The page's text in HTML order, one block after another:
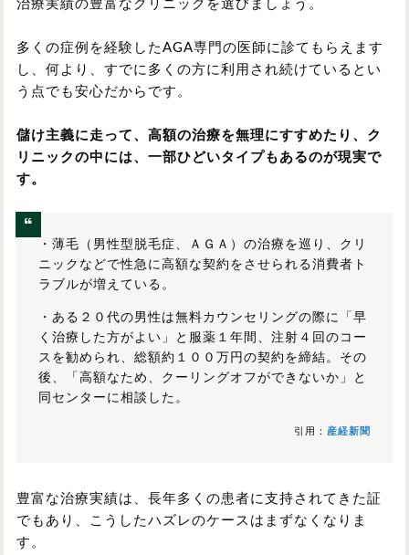
治療実績の豊富なクリニックを選びましょう。
多くの症例を経験したAGA専門の医師に診てもらえます
し、何より、すでに多くの方に利用され続けているとい
う点でも安心だからです。
儲け主義に走って、高額の治療を無理にすすめたり、ク
リニックの中には、一部ひどいタイプもあるのが現実で
す。
・薄毛（男性型脱毛症、ＡＧＡ）の治療を巡り、クリ
ニックなどで性急に高額な契約をさせられる消費者ト
ラブルが増えている。
・ある２０代の男性は無料カウンセリングの際に「早
く治療した方がよい」と服薬１年間、注射４回のコー
スを勧められ、総額約１００万円の契約を締結。その
後、「高額なため、クーリングオフができないか」と
同センターに相談した。
引用： 産経新聞
豊富な治療実績は、長年多くの患者に支持されてきた証
でもあり、こうしたハズレのケースはまずなくなりま
す。